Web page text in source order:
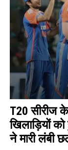
T20 सीरीज
खिलाड़ियों
ने मारी लंबी